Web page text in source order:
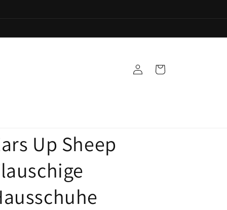
EinloggenWarenkorb
Up Sheep